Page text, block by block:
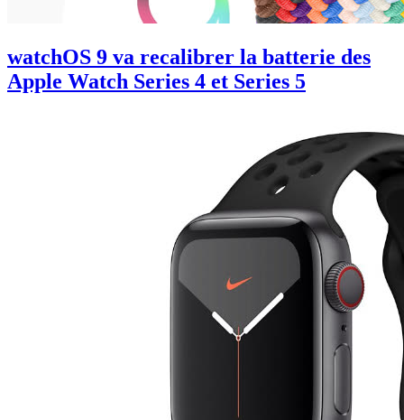
watchOS 9 va recalibrer la batterie des
Apple Watch Series 4 et Series 5